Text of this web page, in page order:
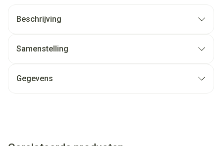
Beschrijving
Samenstelling
Gegevens